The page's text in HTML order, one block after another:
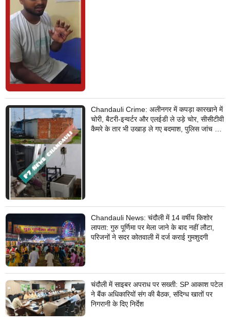
Chandauli Crime: अलीनगर में कपड़ा कारखाने में
चोरी, बैटरी-इन्वर्टर और एलईडी ले उड़े चोर, सीसीटीवी
कैमरे के तार भी उखाड़ ले गए बदमाश, पुलिस जांच में
Chandauli News: चंदौली में 14 वर्षीय किशोर
लापता: गुरु पूर्णिमा पर मेला जाने के बाद नहीं लौटा,
परिजनों ने सदर कोतवाली में दर्ज कराई गुमशुदगी
चंदौली में साइबर अपराध पर सख्ती: SP आकाश पटेल
ने बैंक अधिकारियों संग की बैठक, संदिग्ध खातों पर
निगरानी के दिए निर्देश